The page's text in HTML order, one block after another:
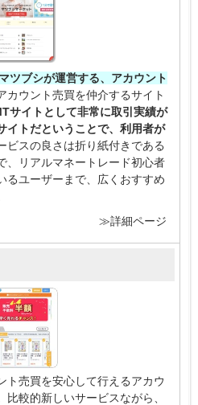
ツブシが運営する、アカウント
カウント売買を仲介するサイト
サイトとして非常に取引実績が
イトだということで、利用者が
ビスの良さは折り紙付きである
、リアルマネートレード初心者
るユーザーまで、広くおすすめ
≫詳細ページ
ト売買を安心して行えるアカウ
較的新しいサービスながら、